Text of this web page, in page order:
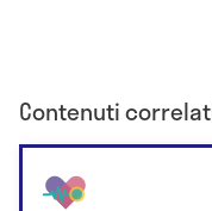
Contenuti